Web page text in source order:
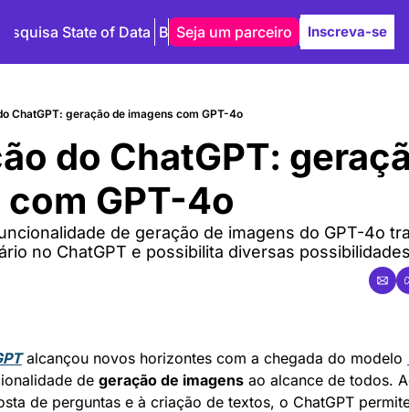
State of Data Blog Autores
Seja um parceiro Inscreva-se
ChatGPT: geração de imagens com GPT-4o
do ChatGPT:
GPT-4o
de geração de imagens do GPT-4o
no ChatGPT e possibilita diversas
alcançou novos horizontes com a chegada do modelo
de geração de imagens ao alcance de todos.
de perguntas e à criação de textos, o ChatGPT